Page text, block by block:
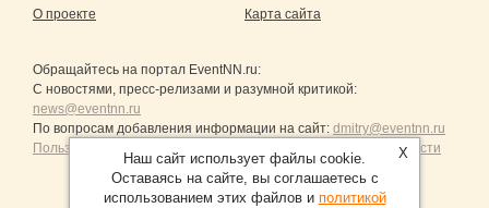
О проекте Карта сайта
Обращайтесь на портал EventNN.ru:
С новостями, пресс-релизами и разумной критикой:
news@eventnn.ru
По вопросам добавления информации на сайт: dmitry@eventnn.ru
Пользовательское Соглашение и политика конфиденциальности
X
Наш сайт использует файлы cookie.
Оставаясь на сайте, вы соглашаетесь с
использованием этих файлов и политикой